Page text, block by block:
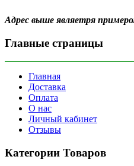
Адрес выше являетря
Главные страницы
Главная
Доставка
Оплата
О нас
Личный кабинет
Отзывы
Категории Товаров